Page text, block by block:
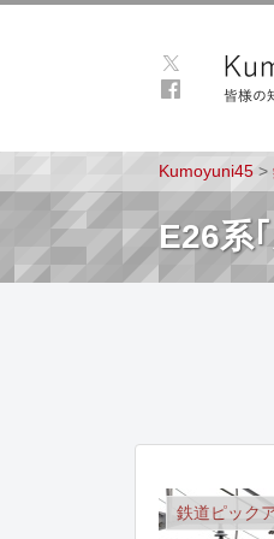
Kumoyuni45 >
E26系
鉄道ピック